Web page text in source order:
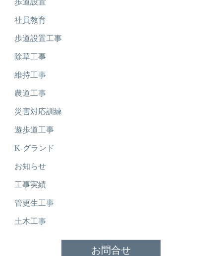
社員教育
歩道設置工事
除草工事
維持工事
農道工事
災害対応訓練
遊歩道工事
K-グランド
お知らせ
工事実績
管更生工事
土木工事
お問合せ